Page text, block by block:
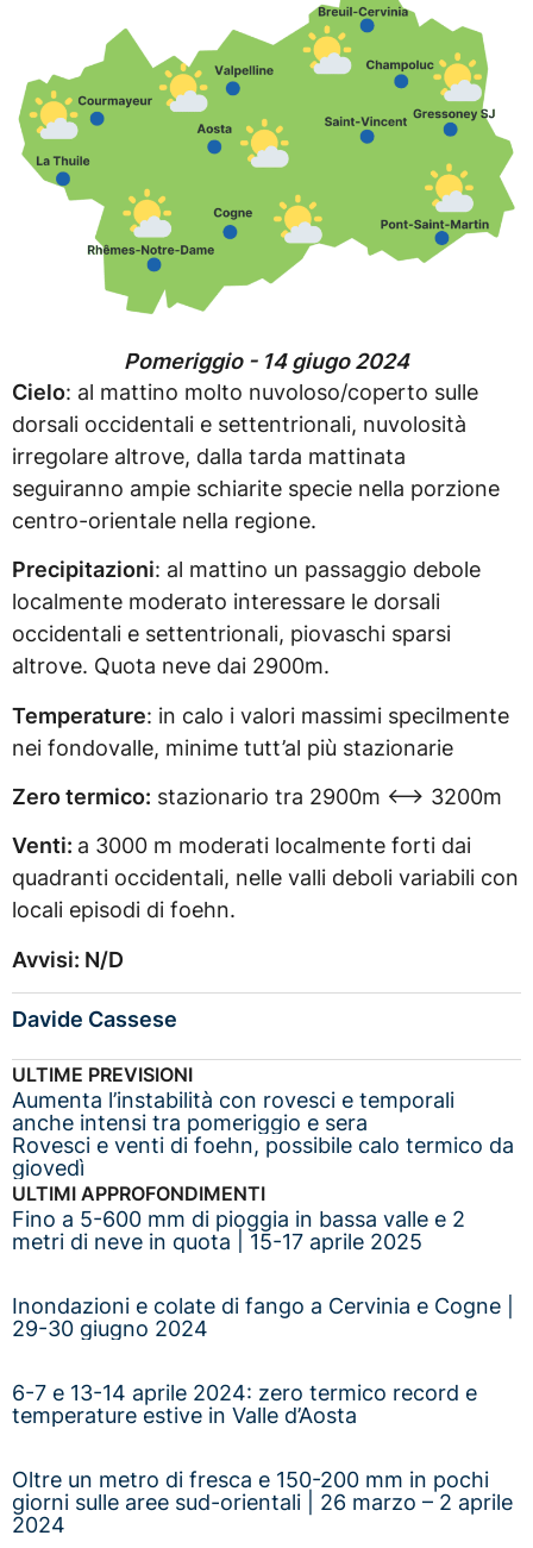
Pomeriggio - 14 giugo 2024
Cielo: al mattino molto nuvoloso/coperto sulle
dorsali occidentali e settentrionali, nuvolosità
irregolare altrove, dalla tarda mattinata
seguiranno ampie schiarite specie nella porzione
centro-orientale nella regione.
Precipitazioni: al mattino un passaggio debole
localmente moderato interessare le dorsali
occidentali e settentrionali, piovaschi sparsi
altrove. Quota neve dai 2900m.
Temperature: in calo i valori massimi specilmente
nei fondovalle, minime tutt’al più stazionarie
Zero termico: stazionario tra 2900m <–> 3200m
Venti: a 3000 m moderati localmente forti dai
quadranti occidentali, nelle valli deboli variabili con
locali episodi di foehn.
Avvisi: N/D
Davide Cassese
ULTIME PREVISIONI
Aumenta l’instabilità con rovesci e temporali
anche intensi tra pomeriggio e sera
Rovesci e venti di foehn, possibile calo termico da
giovedì
ULTIMI APPROFONDIMENTI
Fino a 5-600 mm di pioggia in bassa valle e 2
metri di neve in quota | 15-17 aprile 2025
Inondazioni e colate di fango a Cervinia e Cogne |
29-30 giugno 2024
6-7 e 13-14 aprile 2024: zero termico record e
temperature estive in Valle d’Aosta
Oltre un metro di fresca e 150-200 mm in pochi
giorni sulle aree sud-orientali | 26 marzo – 2 aprile
2024